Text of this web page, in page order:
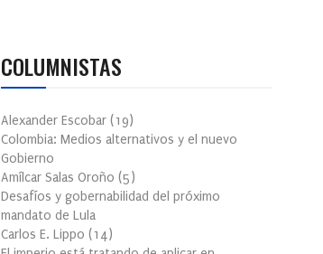
COLUMNISTAS
Alexander Escobar (19)
Colombia: Medios alternativos y el nuevo
Gobierno
Amílcar Salas Oroño (5)
Desafíos y gobernabilidad del próximo
mandato de Lula
Carlos E. Lippo (14)